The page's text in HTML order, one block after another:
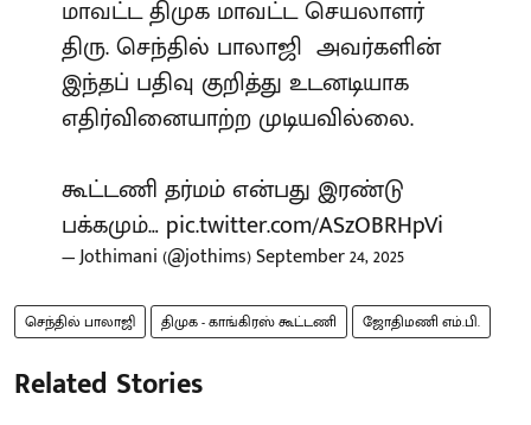
மாவட்ட திமுக மாவட்ட செயலாளர்
திரு. செந்தில் பாலாஜி அவர்களின்
இந்தப் பதிவு குறித்து உடனடியாக
எதிர்வினையாற்ற முடியவில்லை.
கூட்டணி தர்மம் என்பது இரண்டு
பக்கமும்… pic.twitter.com/ASzOBRHpVi
— Jothimani (@jothims)September 24, 2025
செந்தில் பாலாஜி திமுக - காங்கிரஸ் கூட்டணி ஜோதிமணி எம்.பி.
Related Stories